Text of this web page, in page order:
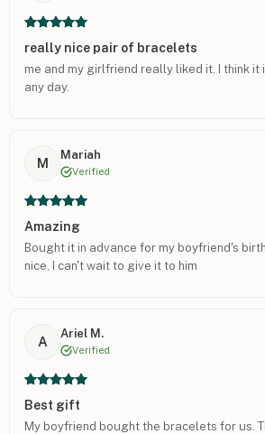
really nice pair of bracelets
me and my girlfriend really liked it. I think
any day.
M
Mariah
Verified
Amazing
Bought it in advance for my boyfriend's
nice, I can't wait to give it to him
A
Ariel M.
Verified
Best gift
My boyfriend bought the bracelets for us.